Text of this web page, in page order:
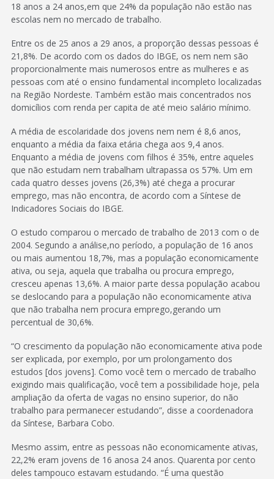
18 anos a 24 anos,em que 24% da população não estão nas
escolas nem no mercado de trabalho.
Entre os de 25 anos a 29 anos, a proporção dessas pessoas é
21,8%. De acordo com os dados do IBGE, os nem nem são
proporcionalmente mais numerosos entre as mulheres e as
pessoas com até o ensino fundamental incompleto localizadas
na Região Nordeste. Também estão mais concentrados nos
domicílios com renda per capita de até meio salário mínimo.
A média de escolaridade dos jovens nem nem é 8,6 anos,
enquanto a média da faixa etária chega aos 9,4 anos.
Enquanto a média de jovens com filhos é 35%, entre aqueles
que não estudam nem trabalham ultrapassa os 57%. Um em
cada quatro desses jovens (26,3%) até chega a procurar
emprego, mas não encontra, de acordo com a Síntese de
Indicadores Sociais do IBGE.
O estudo comparou o mercado de trabalho de 2013 com o de
2004. Segundo a análise,no período, a população de 16 anos
ou mais aumentou 18,7%, mas a população economicamente
ativa, ou seja, aquela que trabalha ou procura emprego,
cresceu apenas 13,6%. A maior parte dessa população acabou
se deslocando para a população não economicamente ativa
que não trabalha nem procura emprego,gerando um
percentual de 30,6%.
“O crescimento da população não economicamente ativa pode
ser explicada, por exemplo, por um prolongamento dos
estudos [dos jovens]. Como você tem o mercado de trabalho
exigindo mais qualificação, você tem a possibilidade hoje, pela
ampliação da oferta de vagas no ensino superior, do não
trabalho para permanecer estudando”, disse a coordenadora
da Síntese, Barbara Cobo.
Mesmo assim, entre as pessoas não economicamente ativas,
22,2% eram jovens de 16 anosa 24 anos. Quarenta por cento
deles tampouco estavam estudando. “É uma questão